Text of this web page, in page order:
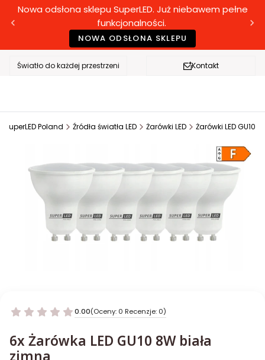
Nowa odsłona sklepu SuperLED. Już niebawem pełne
funkcjonalności.
NOWA ODSŁONA SKLEPU
Światło do każdej przestrzeni Kontakt
SuperLED Poland Źródła światła LED Żarówki LED Żarówki LED GU10
0.00(Oceny: 0 Recenzje: 0)
6x Żarówka LED GU10 8W biała
zimna